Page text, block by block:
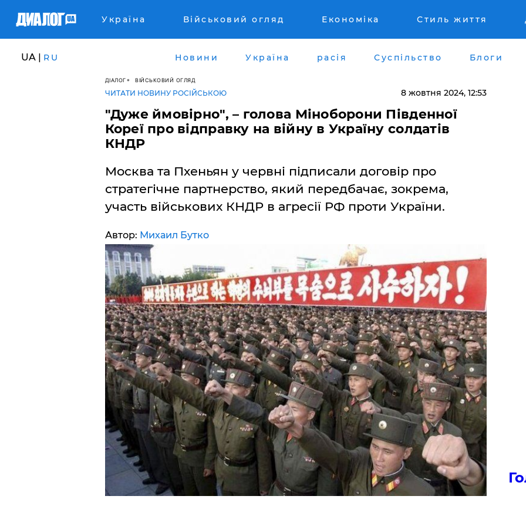
Україна Військовий огляд Економіка Стиль життя
UA | RU Новини Україна расія Суспільство Блоги
ДІАЛОГ ВІЙСЬКОВИЙ ОГЛЯД
ЧИТАТИ НОВИНУ РОСІЙСЬКОЮ 8 жовтня 2024, 12:53
"Дуже ймовірно", – голова Міноборони Південної
Кореї про відправку на війну в Україну солдатів
КНДР
Москва та Пхеньян у червні підписали договір про
стратегічне партнерство, який передбачає, зокрема,
участь військових КНДР в агресії РФ проти України.
Автор: Михаил Бутко